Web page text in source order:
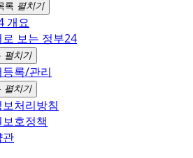
록 펼치기
개요
보는 정부24
펼치기
록/관리
펼치기
처리방침
호정책
관